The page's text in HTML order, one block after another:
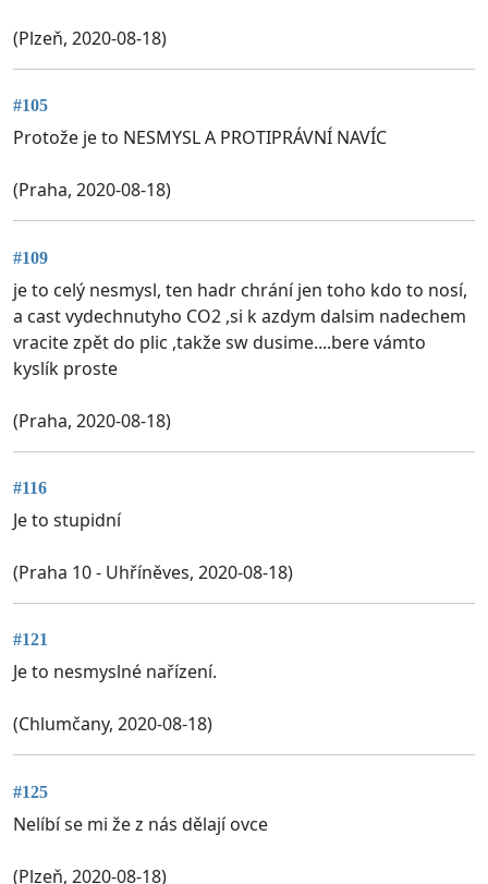
(Plzeň, 2020-08-18)
#105
Protože je to NESMYSL A PROTIPRÁVNÍ NAVÍC
(Praha, 2020-08-18)
#109
je to celý nesmysl, ten hadr chrání jen toho kdo to nosí,
a cast vydechnutyho CO2 ,si k azdym dalsim nadechem
vracite zpět do plic ,takže sw dusime....bere vámto
kyslík proste
(Praha, 2020-08-18)
#116
Je to stupidní
(Praha 10 - Uhříněves, 2020-08-18)
#121
Je to nesmyslné nařízení.
(Chlumčany, 2020-08-18)
#125
Nelíbí se mi že z nás dělají ovce
(Plzeň, 2020-08-18)